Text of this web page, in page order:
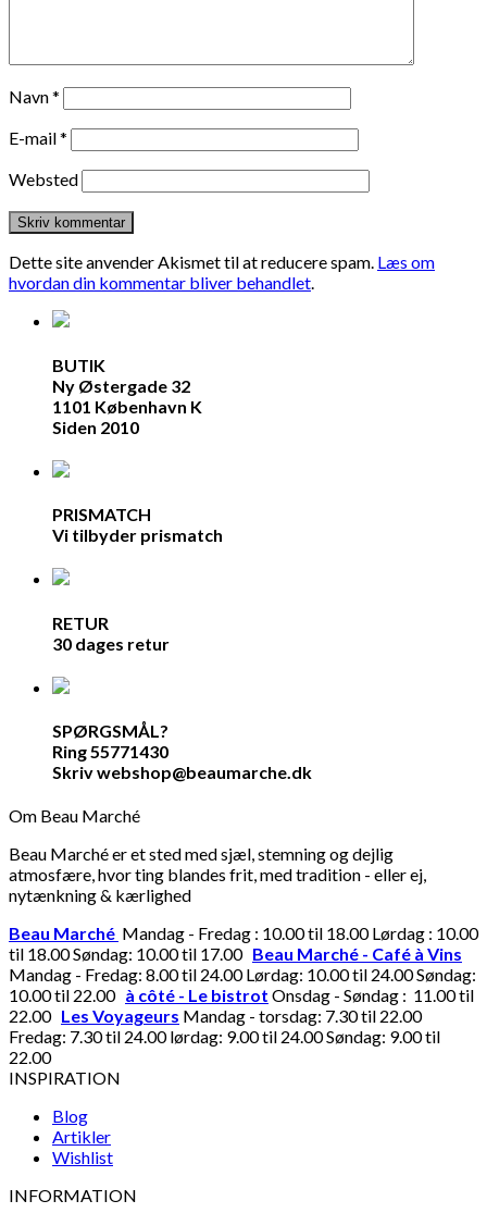
Navn*
E-mail*
Websted
Dette site anvender Akismet til at reducere spam. Læs om
hvordan din kommentar bliver behandlet.
BUTIK
Ny Østergade 32
1101 København K
Siden 2010
PRISMATCH
Vi tilbyder prismatch
RETUR
30 dages retur
SPØRGSMÅL?
Ring 55771430
Skriv webshop@beaumarche.dk
Om Beau Marché
Beau Marché er et sted med sjæl, stemning og dejlig
atmosfære, hvor ting blandes frit, med tradition - eller ej,
nytænkning & kærlighed
Beau Marché Mandag - Fredag : 10.00 til 18.00 Lørdag : 10.00
til 18.00 Søndag: 10.00 til 17.00 Beau Marché - Café à Vins
Mandag - Fredag: 8.00 til 24.00 Lørdag: 10.00 til 24.00 Søndag:
10.00 til 22.00 à côté - Le bistrot Onsdag - Søndag : 11.00 til
22.00 Les Voyageurs Mandag - torsdag: 7.30 til 22.00
Fredag: 7.30 til 24.00 lørdag: 9.00 til 24.00 Søndag: 9.00 til
22.00
INSPIRATION
Blog
Artikler
Wishlist
INFORMATION